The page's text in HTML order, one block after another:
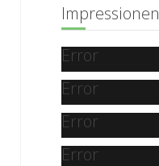
Impressionen
Error
Error
Error
Error